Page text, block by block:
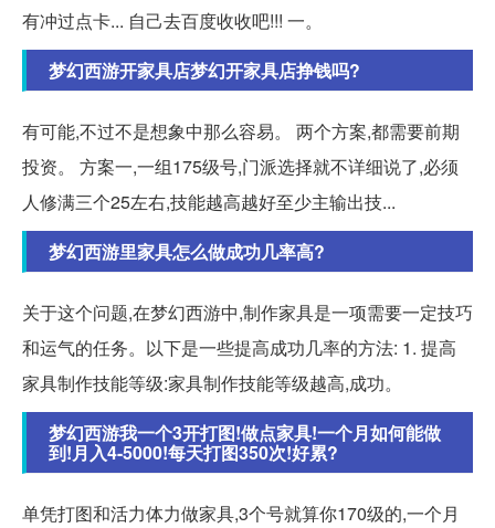
有冲过点卡... 自己去百度收收吧!!! 一。
梦幻西游开家具店梦幻开家具店挣钱吗?
有可能,不过不是想象中那么容易。 两个方案,都需要前期
投资。 方案一,一组175级号,门派选择就不详细说了,必须
人修满三个25左右,技能越高越好至少主输出技...
梦幻西游里家具怎么做成功几率高?
关于这个问题,在梦幻西游中,制作家具是一项需要一定技巧
和运气的任务。以下是一些提高成功几率的方法: 1. 提高
家具制作技能等级:家具制作技能等级越高,成功。
梦幻西游我一个3开打图!做点家具!一个月如何能做
到!月入4-5000!每天打图350次!好累?
单凭打图和活力体力做家具,3个号就算你170级的,一个月